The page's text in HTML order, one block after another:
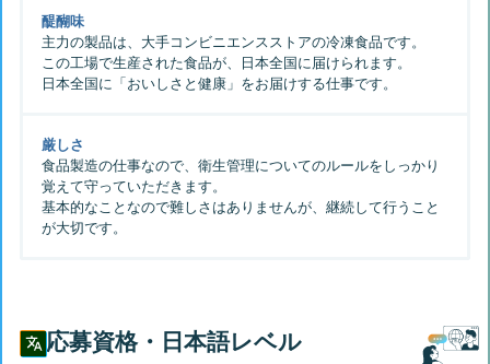
醍醐味
主力の製品は、大手コンビニエンスストアの冷凍食品です。
この工場で生産された食品が、日本全国に届けられます。
厳しさ
食品製造の仕事なので、衛生管理についてのルールをしっかり
覚えて守っていただきます。
基本的なことなので難しさはありませんが、継続して行うこと
応募資格・日本語レベル